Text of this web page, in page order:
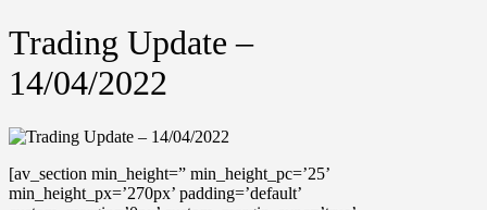
Trading Update –
14/04/2022
[av_section min_height=” min_height_pc=’25’
min_height_px=’270px’ padding=’default’